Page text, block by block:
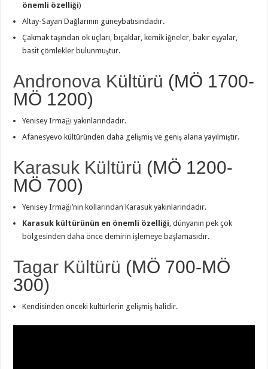
önemli özelliği)
Altay-Sayan Dağlarının güneybatısındadır.
Çakmak taşından ok uçları, bıçaklar, kemik iğneler, bakır eşyalar,
basit çömlekler bulunmuştur.
Andronova Kültürü (MÖ 1700-
MÖ 1200)
Yenisey Irmağı yakınlarındadır.
Afanesyevo kültüründen daha gelişmiş ve geniş alana yayılmıştır.
Karasuk Kültürü (MÖ 1200-
MÖ 700)
Yenisey Irmağı’nın kollarından Karasuk yakınlarındadır.
Karasuk kültürünün en önemli özelliği, dünyanın pek çok
bölgesinden daha önce demirin işlemeye başlamasıdır.
Tagar Kültürü (MÖ 700-MÖ
300)
Kendisinden önceki kültürlerin gelişmiş halidir.